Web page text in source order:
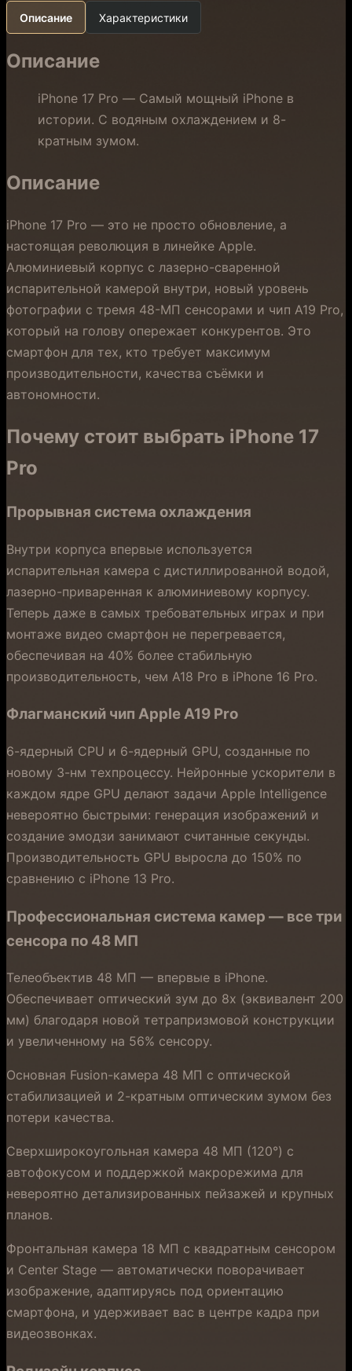
Описание Характеристики
Описание
iPhone 17 Pro — Самый мощный iPhone в
истории. С водяным охлаждением и 8-
кратным зумом.
Описание
iPhone 17 Pro — это не просто обновление, а
настоящая революция в линейке Apple.
Алюминиевый корпус с лазерно-сваренной
испарительной камерой внутри, новый уровень
фотографии с тремя 48-МП сенсорами и чип A19 Pro,
который на голову опережает конкурентов. Это
смартфон для тех, кто требует максимум
производительности, качества съёмки и
автономности.
Почему стоит выбрать iPhone 17
Pro
Прорывная система охлаждения
Внутри корпуса впервые используется
испарительная камера с дистиллированной водой,
лазерно-приваренная к алюминиевому корпусу.
Теперь даже в самых требовательных играх и при
монтаже видео смартфон не перегревается,
обеспечивая на 40% более стабильную
производительность, чем A18 Pro в iPhone 16 Pro.
Флагманский чип Apple A19 Pro
6-ядерный CPU и 6-ядерный GPU, созданные по
новому 3-нм техпроцессу. Нейронные ускорители в
каждом ядре GPU делают задачи Apple Intelligence
невероятно быстрыми: генерация изображений и
создание эмодзи занимают считанные секунды.
Производительность GPU выросла до 150% по
сравнению с iPhone 13 Pro.
Профессиональная система камер — все три
сенсора по 48 МП
Телеобъектив 48 МП — впервые в iPhone.
Обеспечивает оптический зум до 8x (эквивалент 200
мм) благодаря новой тетрапризмовой конструкции
и увеличенному на 56% сенсору.
Основная Fusion-камера 48 МП с оптической
стабилизацией и 2-кратным оптическим зумом без
потери качества.
Сверхширокоугольная камера 48 МП (120°) с
автофокусом и поддержкой макрорежима для
невероятно детализированных пейзажей и крупных
планов.
Фронтальная камера 18 МП с квадратным сенсором
и Center Stage — автоматически поворачивает
изображение, адаптируясь под ориентацию
смартфона, и удерживает вас в центре кадра при
видеозвонках.